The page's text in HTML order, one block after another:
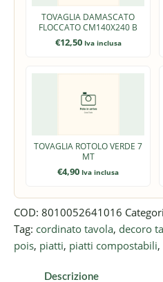
TOVAGLIA DAMASCATO
FLOCCATO CM140X240 B
€12,50 Iva inclusa
TOVAGLIA ROTOLO VERDE 7
MT
€4,90 Iva inclusa
COD: 8010052641016
Tag: cordinato tavola, decoro
pois, piatti, piatti compostabili,
Descrizione